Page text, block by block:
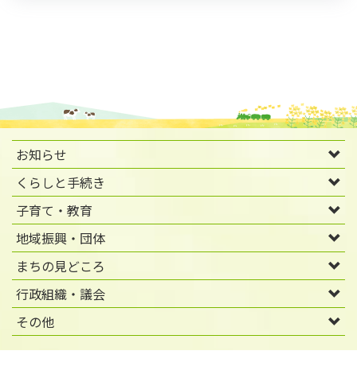
お知らせ
くらしと手続き
子育て・教育
地域振興・団体
まちの見どころ
行政組織・議会
その他